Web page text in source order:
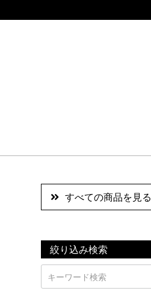
すべての商品を見る
絞り込み検索